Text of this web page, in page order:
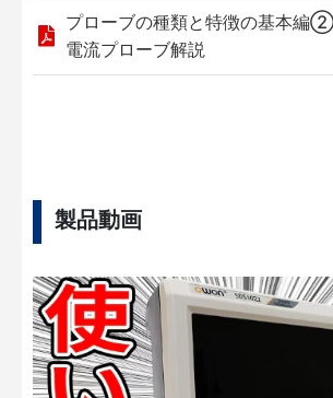
プローブの種類と特徴の基本編
電流プローブ解説
製品動画